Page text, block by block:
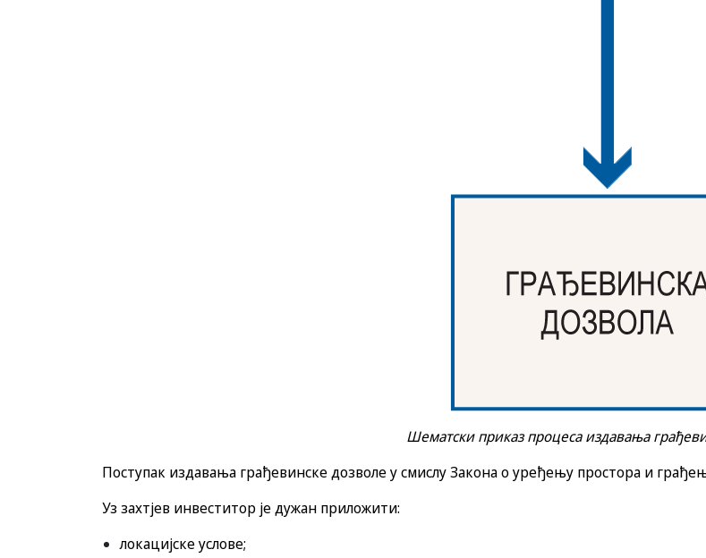
Шематски приказ процеса издавања
Поступак издавања грађевинске дозволе у смислу Закона о уређењу простора и
Уз захтјев инвеститор је дужан приложити:
локацијске услове;